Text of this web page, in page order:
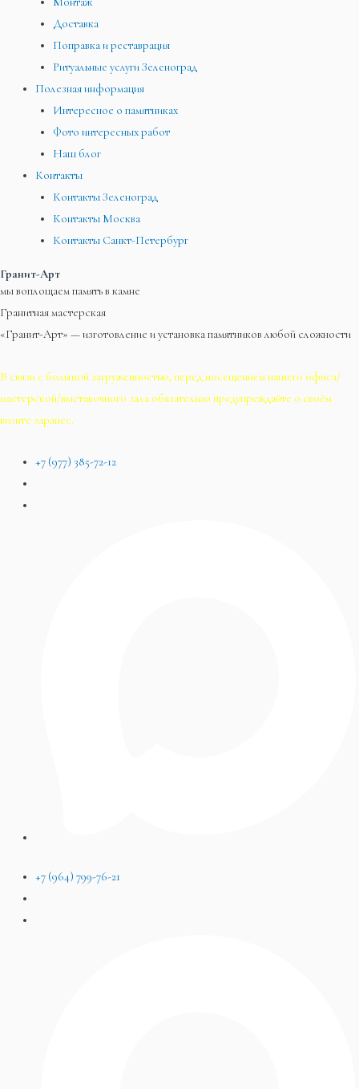
Доставка
Поправка и реставрация
Ритуальные услуги Зеленоград
Полезная информация
Интересное о памятниках
Фото интересных работ
Наш блог
Контакты
Контакты Зеленоград
Контакты Москва
Контакты Санкт-Петербург
Гранит-Арт
мы воплощаем память в камне
Гранитная мастерская
«Гранит-Арт» — изготовление и установка памятников любой сложности
В связи с большой загруженностью, перед посещением нашего офиса/
мастерской/выставочного зала обязательно предупреждайте о своём
визите заранее.
+7 (977) 385-72-12
+7 (964) 799-76-21